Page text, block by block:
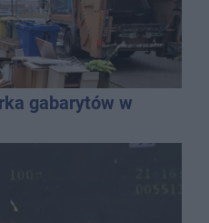
gabarytów w